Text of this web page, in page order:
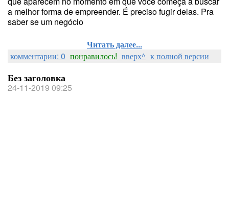
a melhor forma de empreender. É preciso fugir delas. Pra
saber se um negócio
Читать далее...
комментарии: 0 понравилось! вверх^ к полной версии
Без заголовка
24-11-2019 09:25